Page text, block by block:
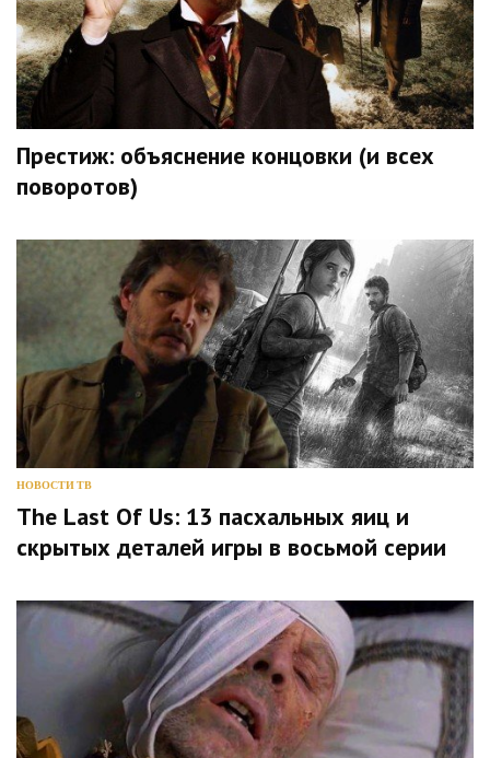
Престиж: объяснение концовки (и всех
поворотов)
НОВОСТИ ТВ
The Last Of Us: 13 пасхальных яиц и
скрытых деталей игры в восьмой серии